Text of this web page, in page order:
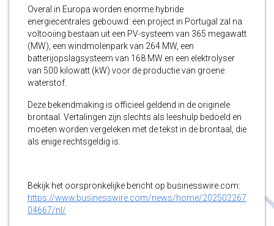
Overal in Europa worden enorme hybride
energiecentrales gebouwd: een project in Portugal zal na
voltooiing bestaan uit een PV-systeem van 365 megawatt
(MW), een windmolenpark van 264 MW, een
batterijopslagsysteem van 168 MW en een elektrolyser
van 500 kilowatt (kW) voor de productie van groene
waterstof.
Deze bekendmaking is officieel geldend in de originele
brontaal. Vertalingen zijn slechts als leeshulp bedoeld en
moeten worden vergeleken met de tekst in de brontaal, die
als enige rechtsgeldig is.
Bekijk het oorspronkelijke bericht op businesswire.com:
https://www.businesswire.com/news/home/202502267
04667/nl/